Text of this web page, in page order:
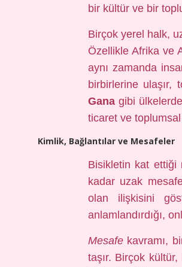
bir kültür ve bir
Birçok yerel halk,
Özellikle Afrika ve
aynı zamanda
birbirlerine ulaşır,
Ganagibi
ticaret ve toplumsal
Kimlik, Bağlantılar ve Mesafeler
Bisikletin kat ettiği
kadar uzak
olan ilişkisini
anlamlandırdığı,
Mesafekavramı,
taşır. Birçok